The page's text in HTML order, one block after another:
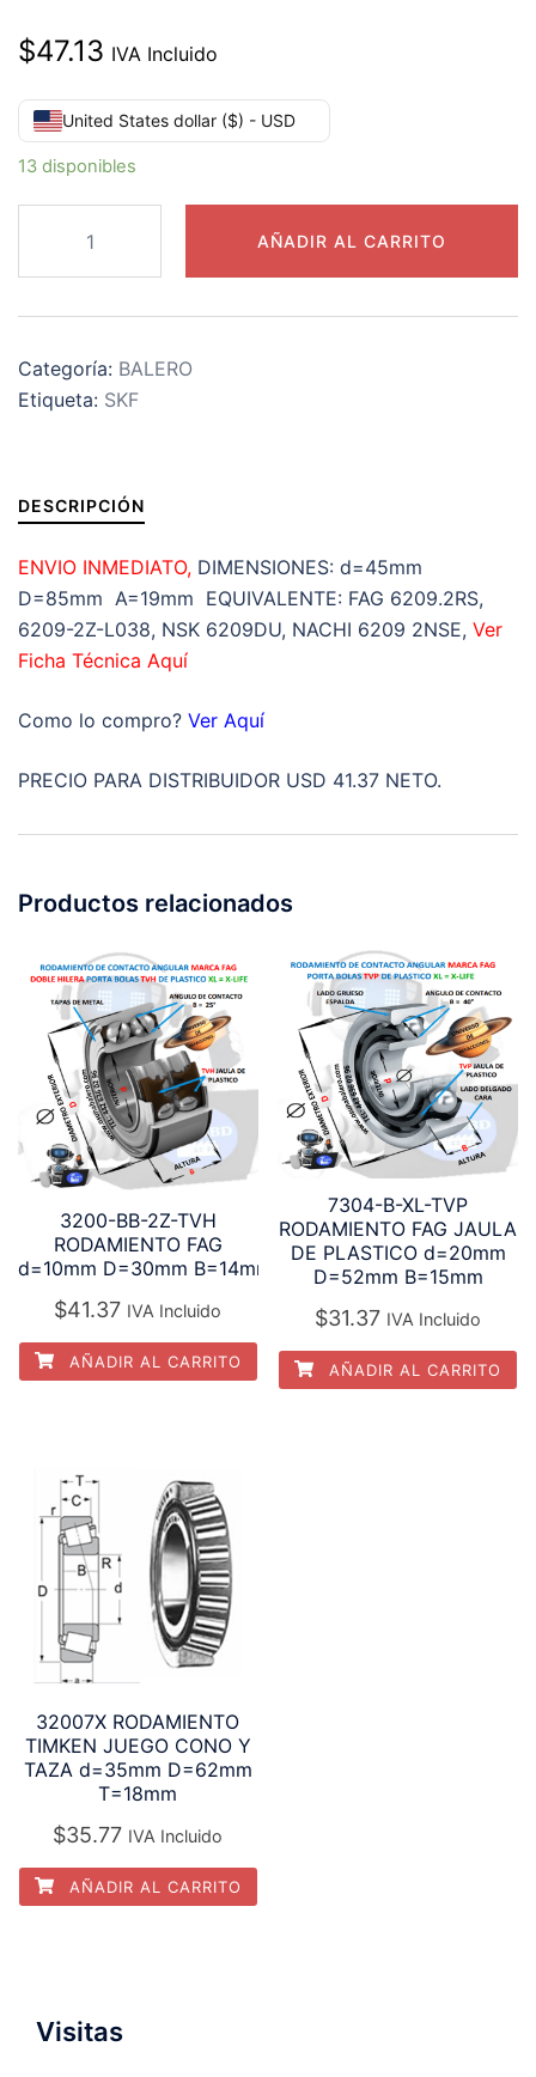
$47.13 IVA Incluido
United States dollar ($) - USD
13 disponibles
RODAMIENTO
SKF
cantidad
AÑADIR AL CARRITO
Categoría: BALERO
Etiqueta: SKF
DESCRIPCIÓN
ENVIO INMEDIATO, DIMENSIONES: d=45mm
D=85mm A=19mm EQUIVALENTE: FAG 6209.2RS,
6209-2Z-L038, NSK 6209DU, NACHI 6209 2NSE, Ver
Ficha Técnica Aquí
Como lo compro? Ver Aquí
PRECIO PARA DISTRIBUIDOR USD 41.37 NETO.
Productos relacionados
3200-BB-2Z-TVH
RODAMIENTO FAG
d=10mm D=30mm B=14mm
$41.37 IVA Incluido
AÑADIR AL CARRITO
7304-B-XL-TVP
RODAMIENTO FAG JAULA
DE PLASTICO d=20mm
D=52mm B=15mm
$31.37 IVA Incluido
AÑADIR AL CARRITO
32007X RODAMIENTO
TIMKEN JUEGO CONO Y
TAZA d=35mm D=62mm
T=18mm
$35.77 IVA Incluido
AÑADIR AL CARRITO
Visitas